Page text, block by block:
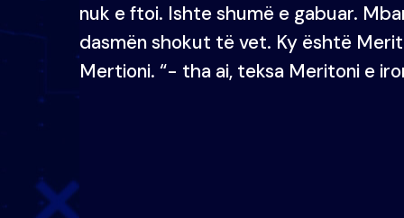
nuk e ftoi. Ishte shumë e gabuar.
dasmën shokut të vet. Ky është
Mertioni. “- tha ai, teksa Meritoni e